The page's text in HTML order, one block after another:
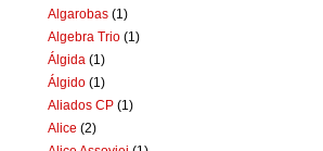
Algarobas (1)
Algebra Trio (1)
Álgida (1)
Álgido (1)
Aliados CP (1)
Alice (2)